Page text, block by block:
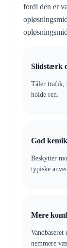
fordi den er
Slidstærk
Tåler trafik,
holde ren.
God
Beskytter
typiske
Mere
nemmere